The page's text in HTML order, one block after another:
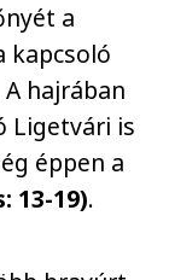
a
kapcsoló
A hajrában
Ligetvári is
éppen a
13-19).